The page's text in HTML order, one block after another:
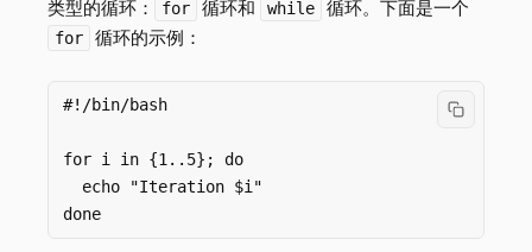
类型的循环：
for 循环和 while 循环。下面是一个
for 循环的示例：
#!/bin/bash
for i in {1..5}; do
  echo "Iteration $i"